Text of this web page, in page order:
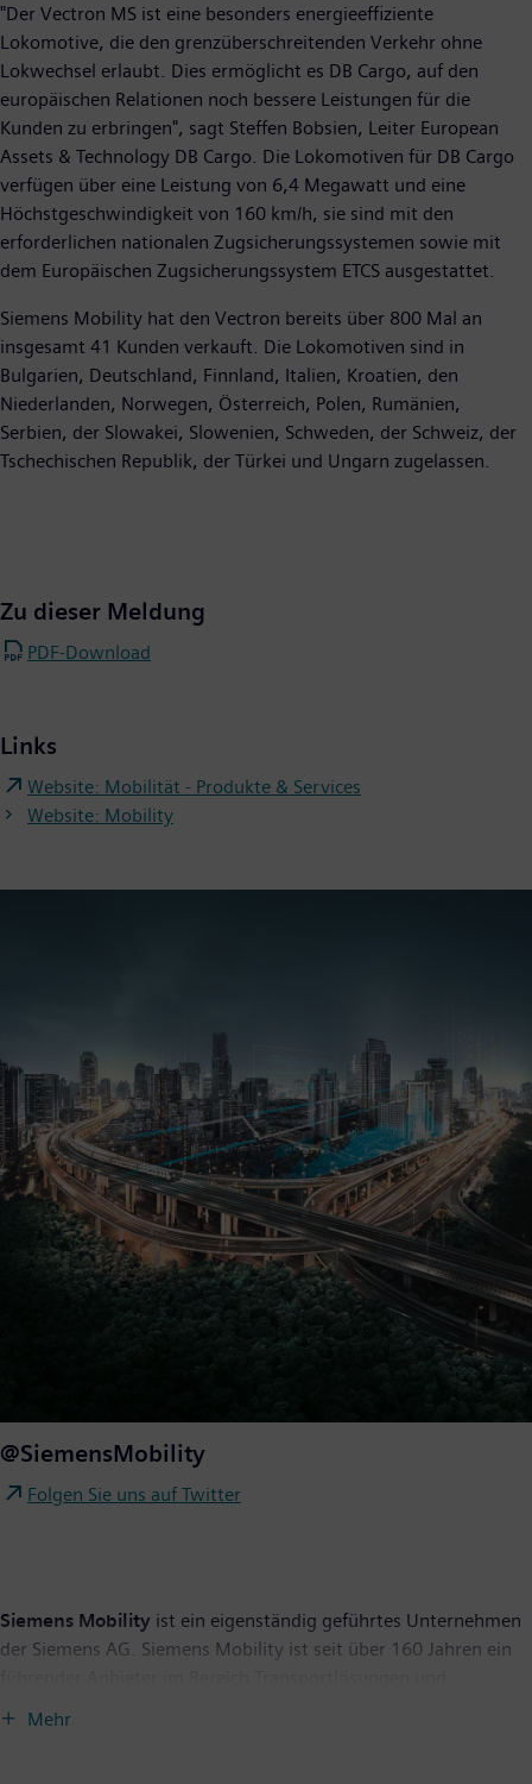
"Der Vectron MS ist eine besonders energieeffiziente
Lokomotive, die den grenzüberschreitenden Verkehr ohne
Lokwechsel erlaubt. Dies ermöglicht es DB Cargo, auf den
europäischen Relationen noch bessere Leistungen für die
Kunden zu erbringen", sagt Steffen Bobsien, Leiter European
Assets & Technology DB Cargo. Die Lokomotiven für DB Cargo
verfügen über eine Leistung von 6,4 Megawatt und eine
Höchstgeschwindigkeit von 160 km/h, sie sind mit den
erforderlichen nationalen Zugsicherungssystemen sowie mit
dem Europäischen Zugsicherungssystem ETCS ausgestattet.
Siemens Mobility hat den Vectron bereits über 800 Mal an
insgesamt 41 Kunden verkauft. Die Lokomotiven sind in
Bulgarien, Deutschland, Finnland, Italien, Kroatien, den
Niederlanden, Norwegen, Österreich, Polen, Rumänien,
Serbien, der Slowakei, Slowenien, Schweden, der Schweiz, der
Tschechischen Republik, der Türkei und Ungarn zugelassen.
Zu dieser Meldung
PDF-Download
Links
Website: Mobilität - Produkte & Services
Website: Mobility
@SiemensMobility
Folgen Sie uns auf Twitter
Siemens Mobility ist ein eigenständig geführtes Unternehmen
der Siemens AG. Siemens Mobility ist seit über 160 Jahren ein
Mehr